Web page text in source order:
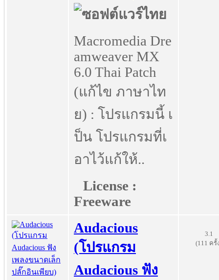
Macromedia Dre
amweaver MX
6.0 Thai Patch
(แก้ไข ภาษาไท
ย) : โปรแกรมนี้ เ
ป็น โปรแกรมที่เ
อาไว้แก้ให้..
License :
Freeware
Audacious
(โปรแกรม
Audacious ฟัง
3.1
(111 ครั้